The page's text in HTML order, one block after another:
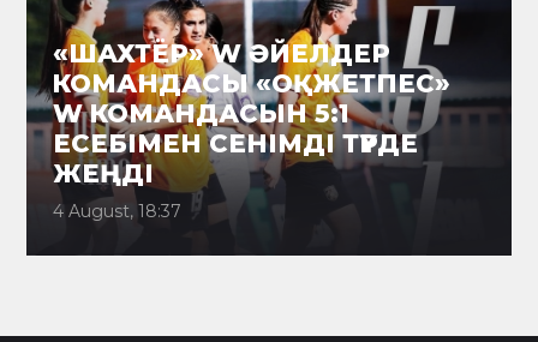
«ШАХТЁР» W ӘЙЕЛДЕР
КОМАНДАСЫ «ОҚЖЕТПЕС»
W КОМАНДАСЫН 5:1
ЕСЕБІМЕН СЕНІМДІ ТҮРДЕ
ЖЕҢДІ
4 August, 18:37